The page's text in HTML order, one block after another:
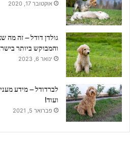
אוקטובר 17, 2020
גולדן דודל – זה מה
והמבוקש ביותר
ינואר 6, 2023
לברדודל – מידע
ועוד!
פברואר 5, 2021